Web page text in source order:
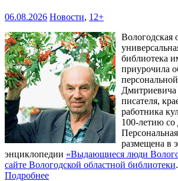
06.08.2026 Новости, 12+
Вологодская
библиотека
приурочила
писателя,
работника
100‑летию
размещена в
энциклопедии «Выдающиеся люди
сайте Вологодской областной библиотеки.
Подробнее